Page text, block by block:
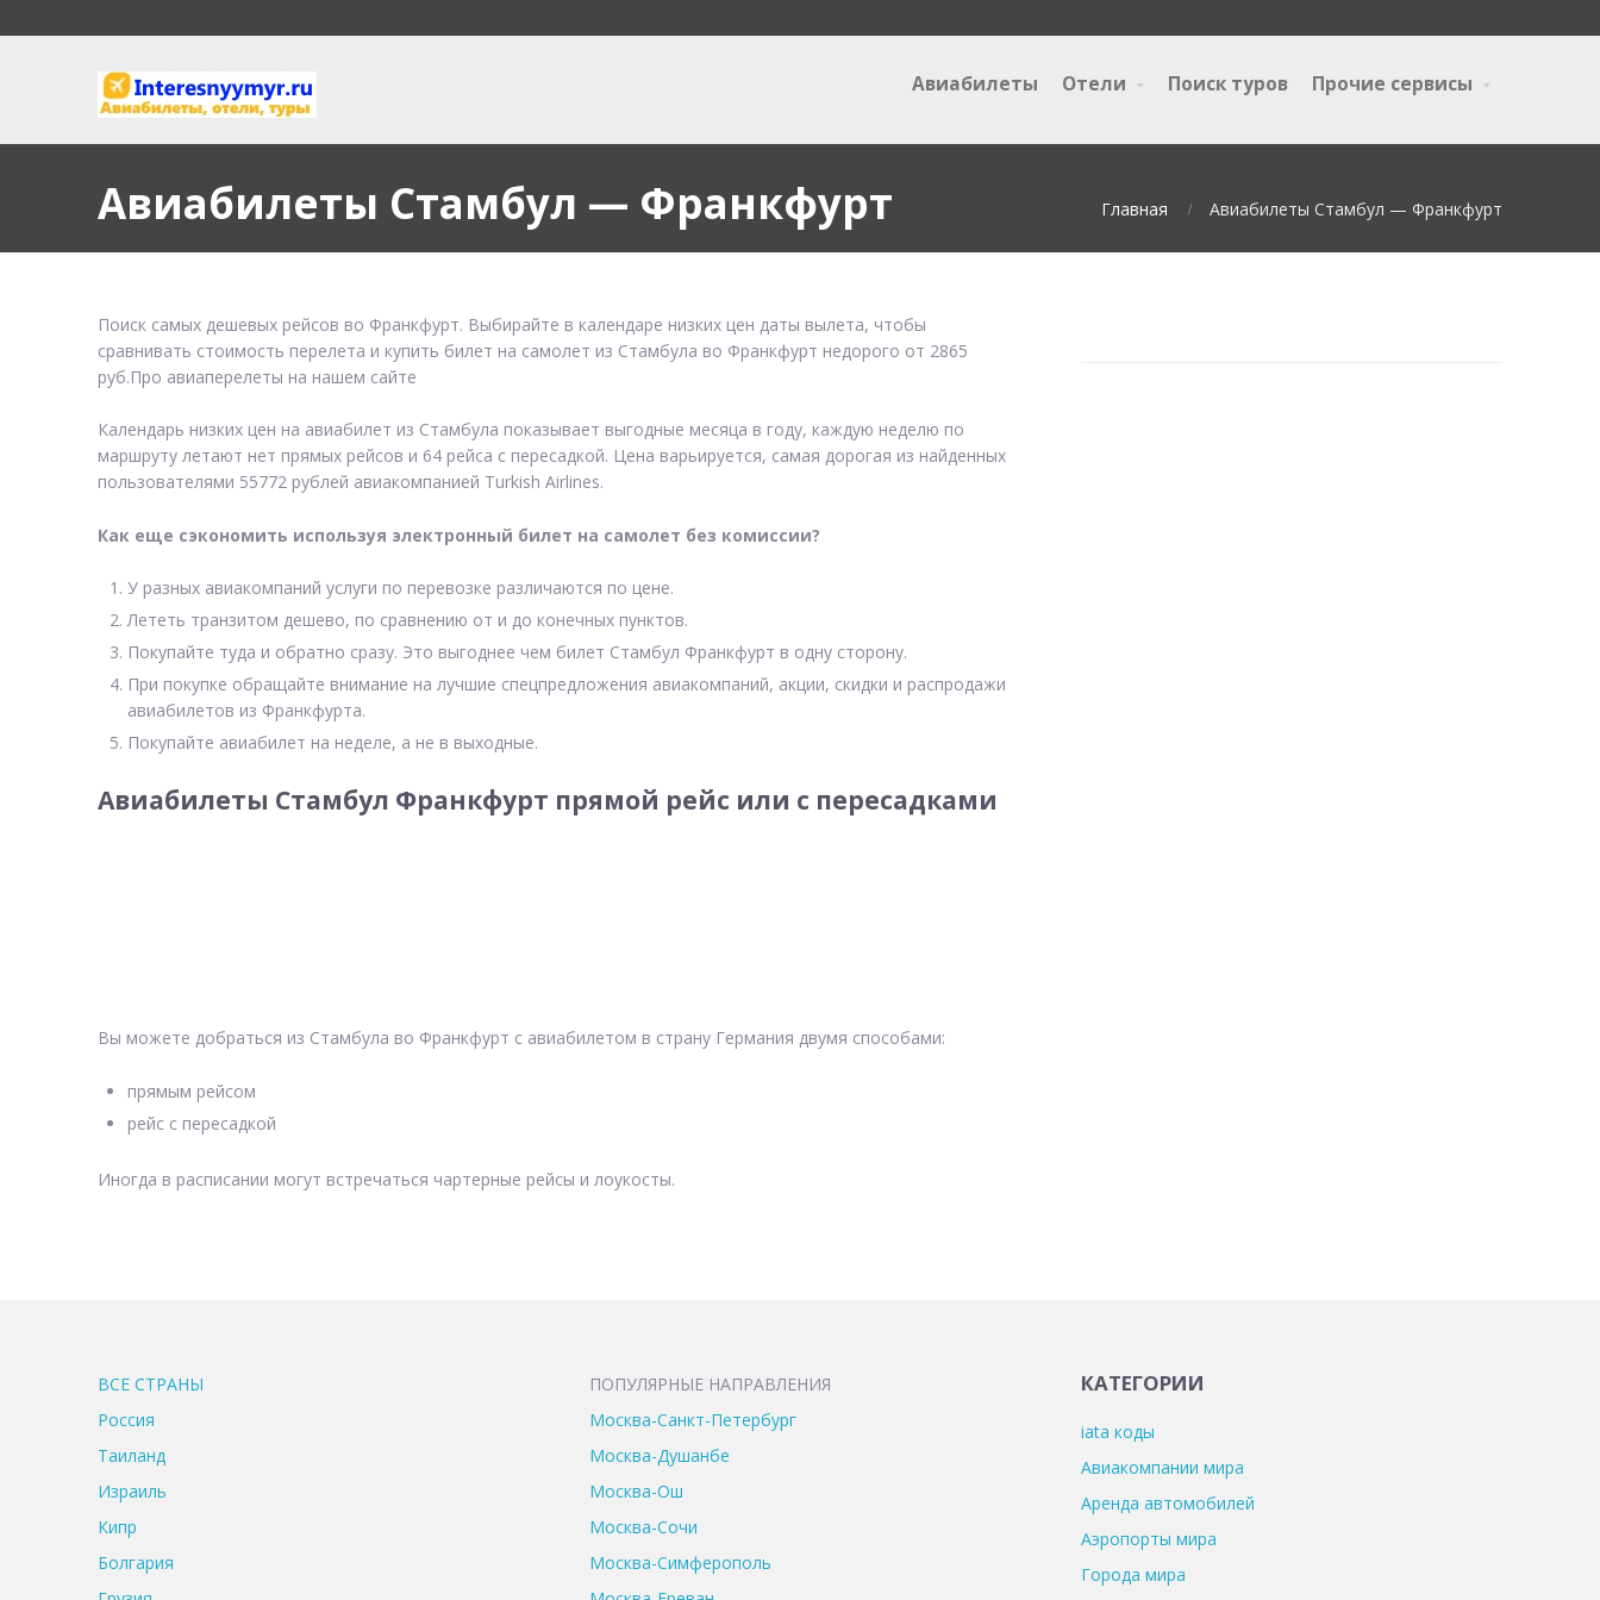
Авиабилеты Отели Поиск туров Прочие сервисы
Авиабилеты Стамбул — Франкфурт Главная Авиабилеты Стамбул — Франкфурт
Поиск самых дешевых рейсов во Франкфурт. Выбирайте в календаре низких цен даты вылета, чтобы
сравнивать стоимость перелета и купить билет на самолет из Стамбула во Франкфурт недорого от 2865
руб.Про авиаперелеты на нашем сайте
Календарь низких цен на авиабилет из Стамбула показывает выгодные месяца в году, каждую неделю по
маршруту летают нет прямых рейсов и 64 рейса с пересадкой. Цена варьируется, самая дорогая из найденных
пользователями 55772 рублей авиакомпанией Turkish Airlines.
Как еще сэкономить используя электронный билет на самолет без комиссии?
У разных авиакомпаний услуги по перевозке различаются по цене.
Лететь транзитом дешево, по сравнению от и до конечных пунктов.
Покупайте туда и обратно сразу. Это выгоднее чем билет Стамбул Франкфурт в одну сторону.
При покупке обращайте внимание на лучшие спецпредложения авиакомпаний, акции, скидки и распродажи
авиабилетов из Франкфурта.
Покупайте авиабилет на неделе, а не в выходные.
Авиабилеты Стамбул Франкфурт прямой рейс или с пересадками
Вы можете добраться из Стамбула во Франкфурт с авиабилетом в страну Германия двумя способами:
прямым рейсом
рейс с пересадкой
Иногда в расписании могут встречаться чартерные рейсы и лоукосты.
ВСЕ CТРАНЫ
Россия
Таиланд
Израиль
Кипр
Болгария
ПОПУЛЯРНЫЕ НАПРАВЛЕНИЯ
Москва-Санкт-Петербург
Москва-Душанбе
Москва-Ош
Москва-Сочи
Москва-Симферополь
КАТЕГОРИИ
iata коды
Авиакомпании мира
Аренда автомобилей
Аэропорты мира
Города мира